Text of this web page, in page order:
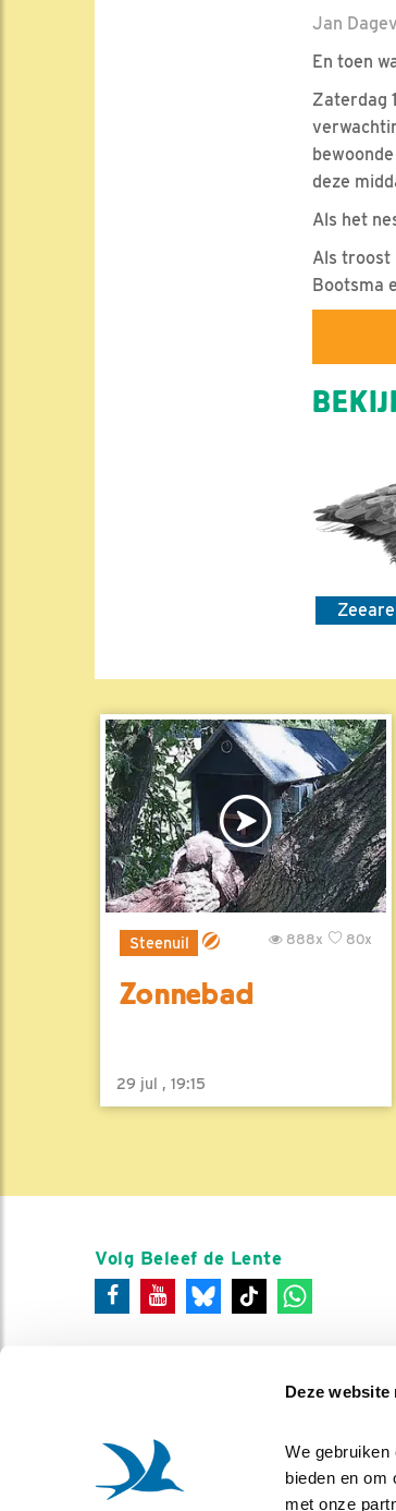
Deze
We
bieden en om
met onze
Jan
En toen
Zaterdag
deze
Als het
Als troost
Bootsma
Steenuil 80x
888x
Zonnebad
29 jul , 19:15
Volg Beleef de Lente